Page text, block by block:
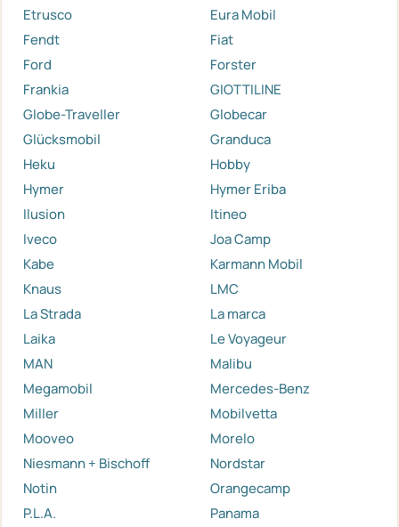
Etrusco
Eura Mobil
Fendt
Fiat
Ford
Forster
Frankia
GIOTTILINE
Globe-Traveller
Globecar
Glücksmobil
Granduca
Heku
Hobby
Hymer
Hymer Eriba
Ilusion
Itineo
Iveco
Joa Camp
Kabe
Karmann Mobil
Knaus
LMC
La Strada
La marca
Laika
Le Voyageur
MAN
Malibu
Megamobil
Mercedes-Benz
Miller
Mobilvetta
Mooveo
Morelo
Niesmann + Bischoff
Nordstar
Notin
Orangecamp
P.L.A.
Panama